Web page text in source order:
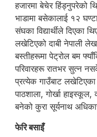
हजारमा बेचेर हिंड्नुपरेको
भाडामा बसेकालाई १२
संघका विद्यार्थीले दिएका
लखेटिएको दाबी नेपाली
बस्तीहरूमा पेट्रोल बम
परिवारहरू रातभर सुत्न
प्रत्येक गाउँबाट लखेटिएका
पाठशाला, गोर्खा
बनेको कुरा सूर्यनाथ
फेरि बसाइँ